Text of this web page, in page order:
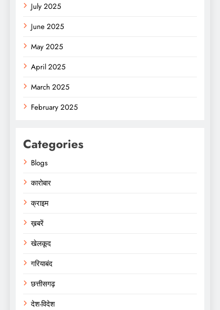
July 2025
June 2025
May 2025
April 2025
March 2025
February 2025
Categories
Blogs
कारोबार
क्राइम
ख़बरें
खेलकूद
गरियाबंद
छत्तीसगढ़
देश-विदेश